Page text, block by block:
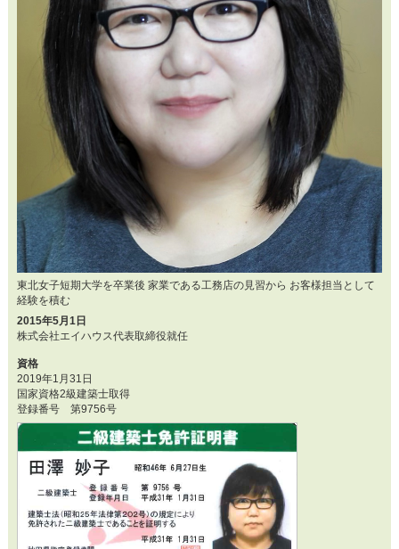
東北女子短期大学を卒業後 家業である工務店の見習から お客様担当として
経験を積む
2015年5月1日
株式会社エイハウス代表取締役就任
資格
2019年1月31日
国家資格2級建築士取得
登録番号 第9756号